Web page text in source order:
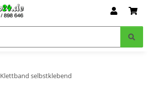
Klettband selbstklebend